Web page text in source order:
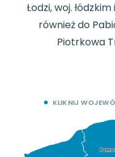
Łodzi, woj.
również do
Piotrkowa
KLIKNIJ